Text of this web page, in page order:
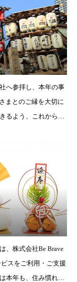
へ参拝し、本年の事
まとのご縁を大切に
るよう、これからも
、株式会社Be Brave
スをご利用・ご支援
本年も、住み慣れた